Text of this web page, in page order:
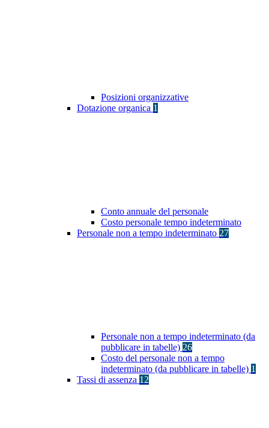
Posizioni organizzative
Dotazione organica 1
Conto annuale del personale
Costo personale tempo indeterminato
Personale non a tempo indeterminato 27
Personale non a tempo indeterminato (da
pubblicare in tabelle) 26
Costo del personale non a tempo
indeterminato (da pubblicare in tabelle) 1
Tassi di assenza 12